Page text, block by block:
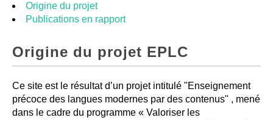
RESSOURCES
Origine du projet
Publications en rapport
Origine du projet EPLC
Ce site est le résultat d’un projet intitulé "Enseignement
précoce des langues modernes par des contenus" , mené
dans le cadre du programme « Valoriser les